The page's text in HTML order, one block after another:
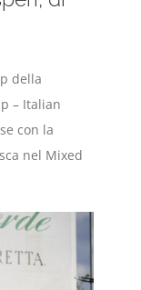
della
– Italian
con la
nel Mixed